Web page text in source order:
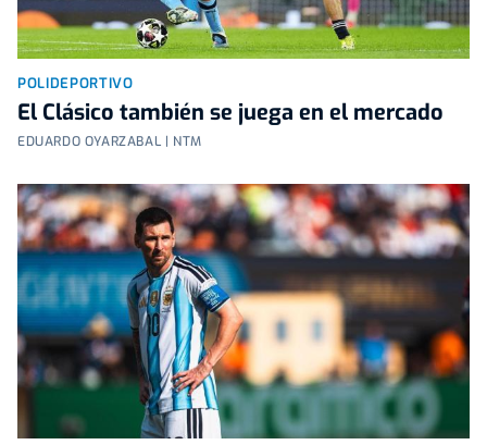
POLIDEPORTIVO
El Clásico también se juega en el mercado
EDUARDO OYARZABAL | NTM